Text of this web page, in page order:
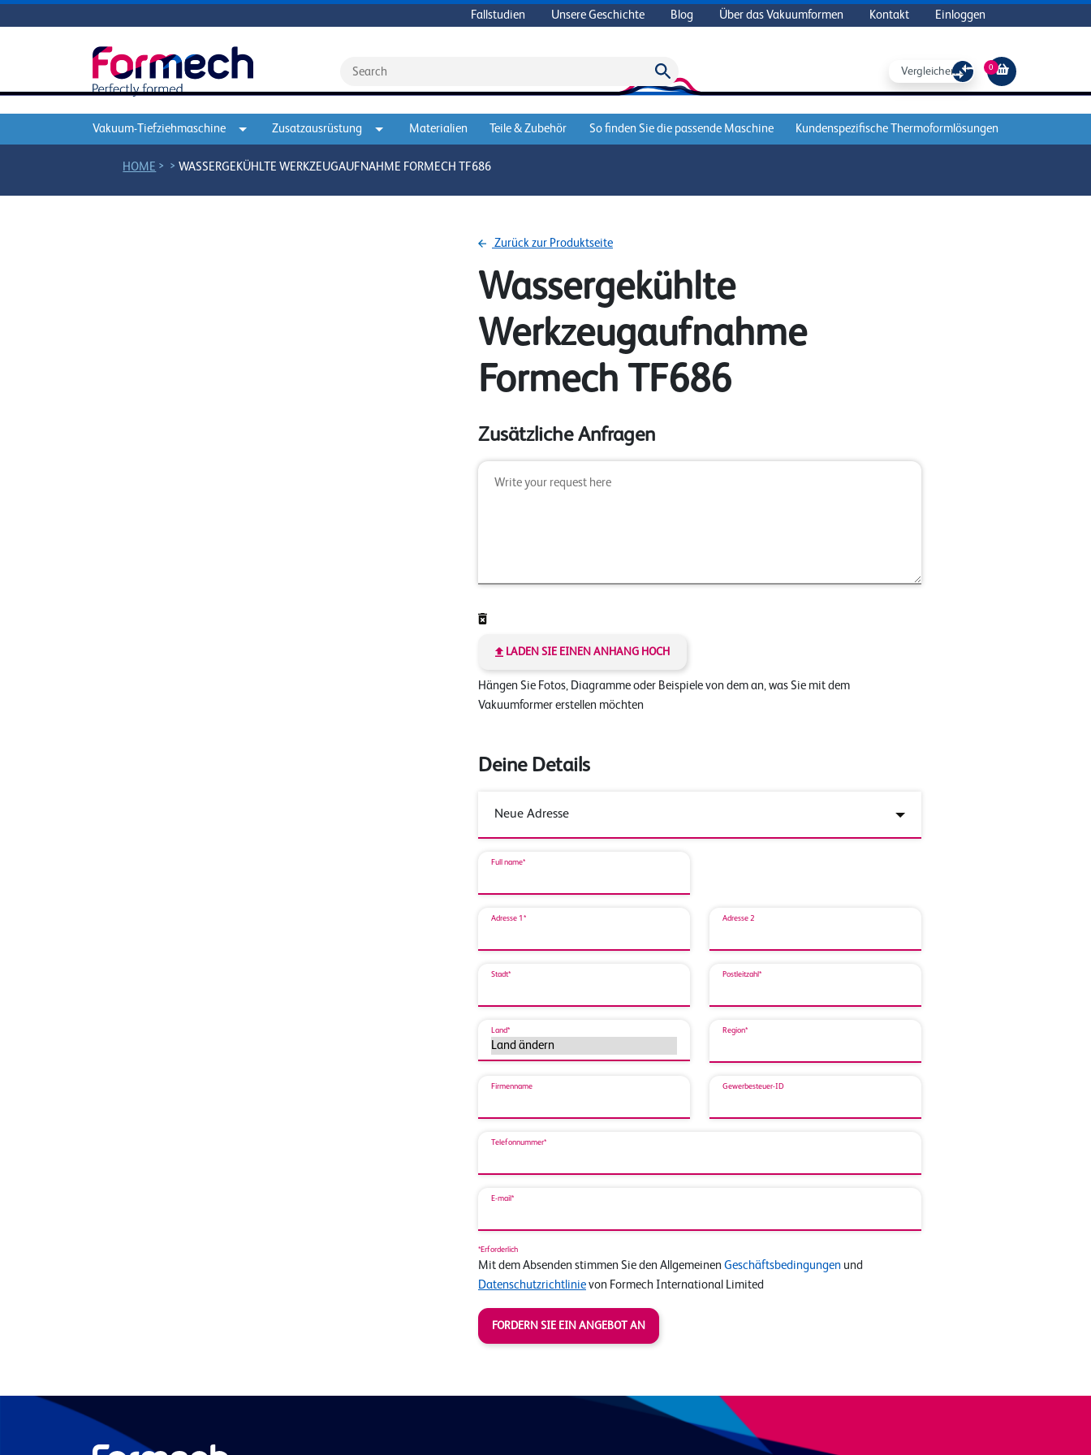
Fallstudien Unsere Geschichte Blog Über das Vakuumformen Kontakt Einloggen
Vergleichen Sie 0
Vakuum-Tiefziehmaschine Zusatzausrüstung Materialien Teile & Zubehör So finden Sie die passende Maschine Kundenspezifische Thermoformlösungen
HOME > >WASSERGEKÜHLTE WERKZEUGAUFNAHME FORMECH TF686
Zurück zur Produktseite
Wassergekühlte
Werkzeugaufnahme
Formech TF686
Zusätzliche Anfragen
LADEN SIE EINEN ANHANG HOCH
Hängen Sie Fotos, Diagramme oder Beispiele von dem an, was Sie mit dem
Vakuumformer erstellen möchten
Deine Details
Full name*
Adresse 1* Adresse 2
Stadt* Postleitzahl*
Land* Region*
Firmenname Gewerbesteuer-ID
Telefonnummer*
E-mail*
*Erforderlich
Mit dem Absenden stimmen Sie den Allgemeinen Geschäftsbedingungen und
Datenschutzrichtlinie von Formech International Limited
FORDERN SIE EIN ANGEBOT AN